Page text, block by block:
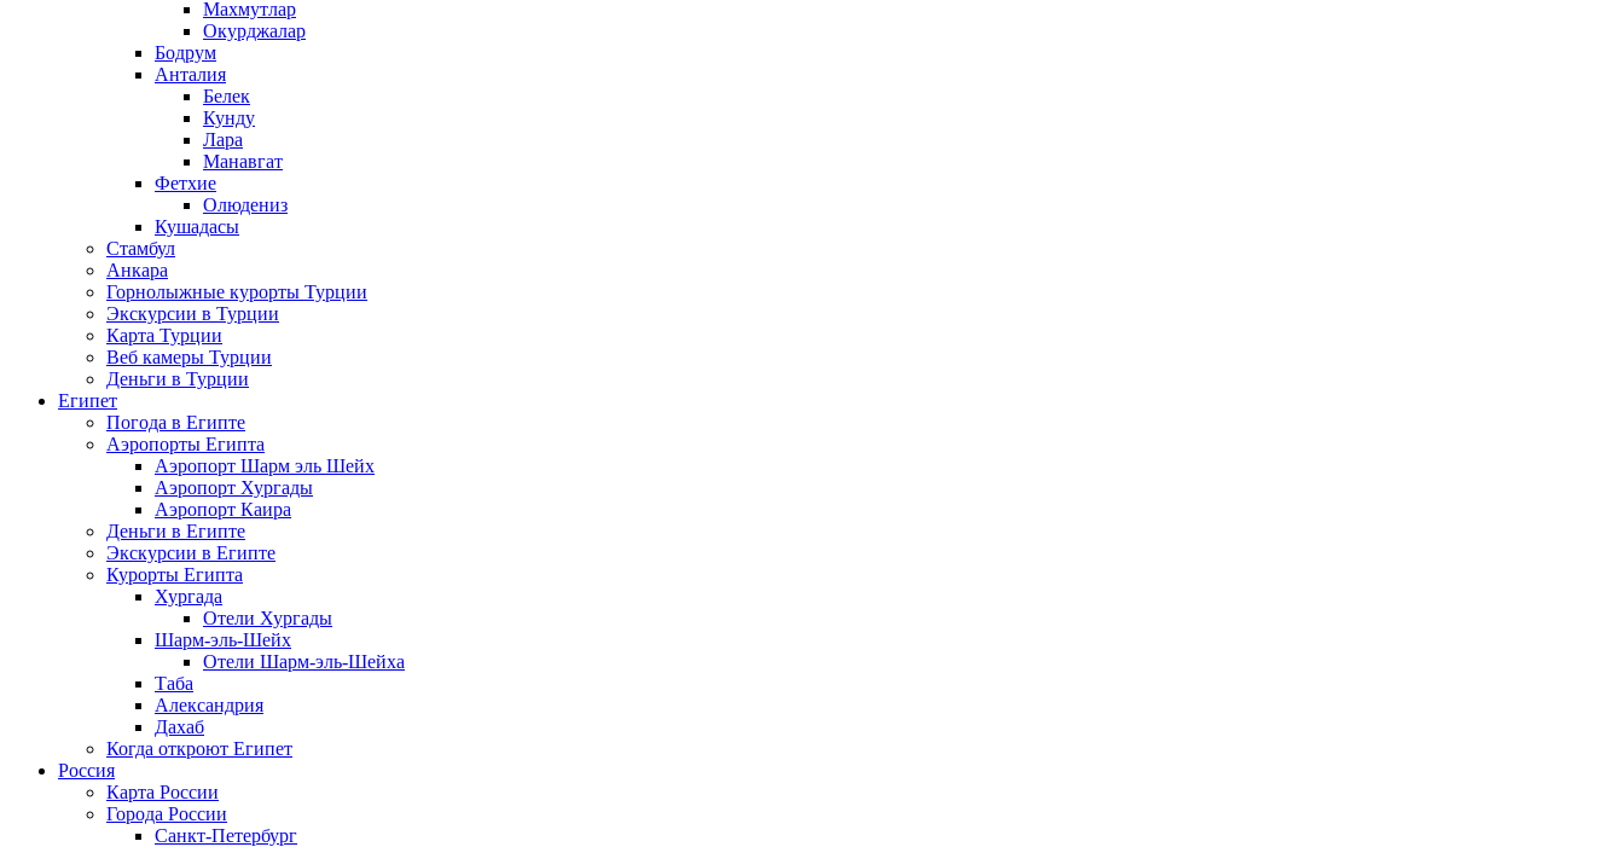
Махмутлар
Окурджалар
Бодрум
Анталия
Белек
Кунду
Лара
Манавгат
Фетхие
Олюдениз
Кушадасы
Стамбул
Анкара
Горнолыжные курорты Турции
Экскурсии в Турции
Карта Турции
Веб камеры Турции
Деньги в Турции
Египет
Погода в Египте
Аэропорты Египта
Аэропорт Шарм эль Шейх
Аэропорт Хургады
Аэропорт Каира
Деньги в Египте
Экскурсии в Египте
Курорты Египта
Хургада
Отели Хургады
Шарм-эль-Шейх
Отели Шарм-эль-Шейха
Таба
Александрия
Дахаб
Когда откроют Египет
Россия
Карта России
Города России
Санкт-Петербург